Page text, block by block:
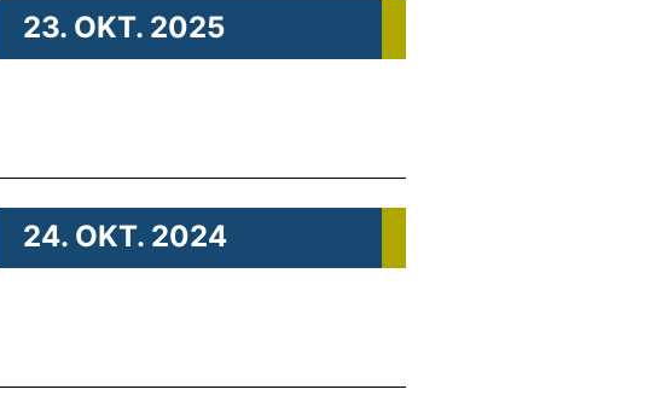
23. OKT. 2025
24. OKT. 2024